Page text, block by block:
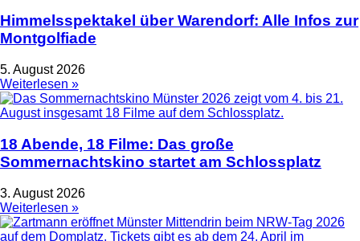
Himmelsspektakel über Warendorf: Alle Infos zur
Montgolfiade
5. August 2026
Weiterlesen »
18 Abende, 18 Filme: Das große
Sommernachtskino startet am Schlossplatz
3. August 2026
Weiterlesen »